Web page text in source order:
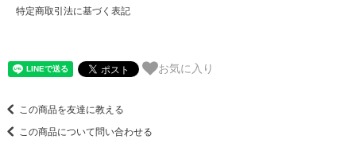
特定商取引法に基づく表記
お気に入り
この商品を友達に教える
この商品について問い合わせる